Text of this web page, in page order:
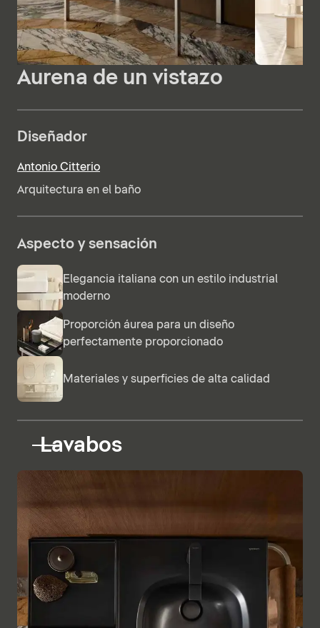
Aurena de un vistazo
Diseñador
Antonio Citterio
Arquitectura en el baño
Aspecto y sensación
Elegancia italiana con un estilo industrial
moderno
Proporción áurea para un diseño
perfectamente proporcionado
Materiales y superficies de alta calidad
Lavabos